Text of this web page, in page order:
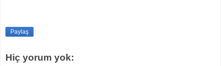
Paylaş
Hiç yorum yok: